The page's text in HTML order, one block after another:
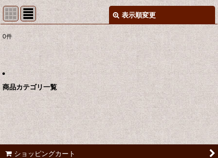
表示順変更
表示数
並び順:
絞り込む
0件
商品カテゴリ一覧
ショッピングカート